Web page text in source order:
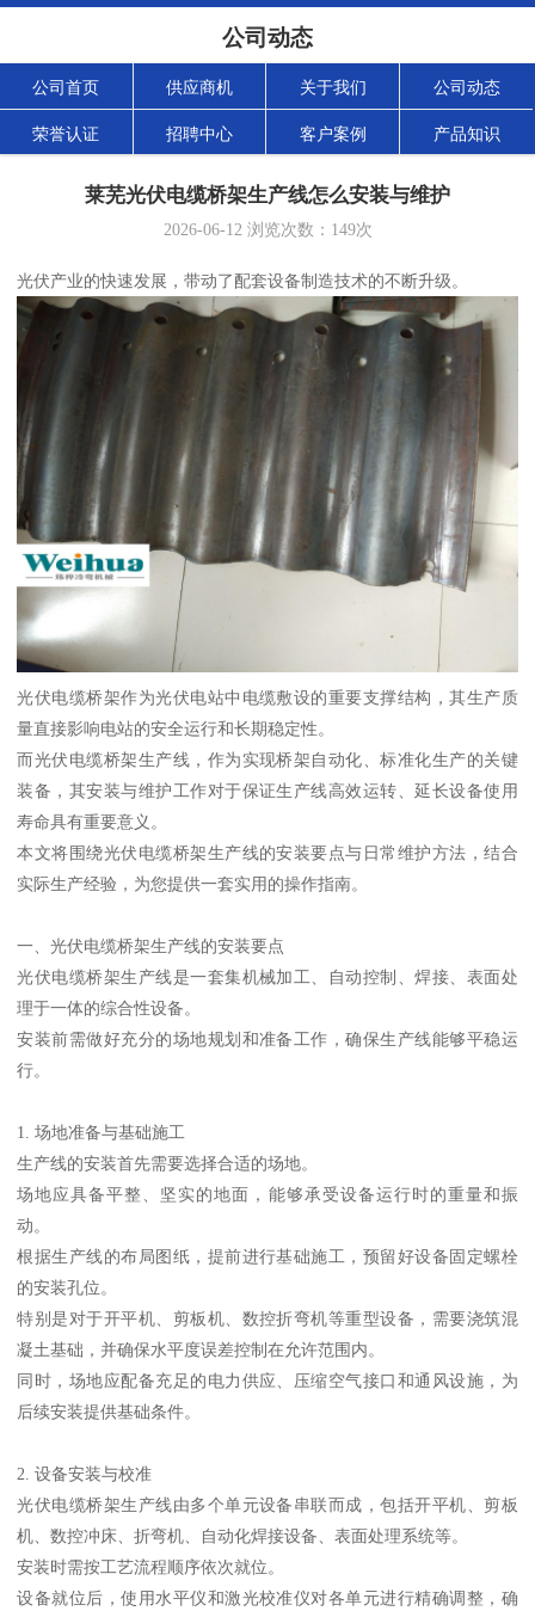
公司动态
公司首页 供应商机 关于我们 公司动态
荣誉认证 招聘中心 客户案例 产品知识
莱芜光伏电缆桥架生产线怎么安装与维护
2026-06-12浏览次数： 149次
光伏产业的快速发展，带动了配套设备制造技术的不断升级。
光伏电缆桥架作为光伏电站中电缆敷设的重要支撑结构，其生产质
量直接影响电站的安全运行和长期稳定性。
而光伏电缆桥架生产线，作为实现桥架自动化、标准化生产的关键
装备，其安装与维护工作对于保证生产线高效运转、延长设备使用
寿命具有重要意义。
本文将围绕光伏电缆桥架生产线的安装要点与日常维护方法，结合
实际生产经验，为您提供一套实用的操作指南。
一、光伏电缆桥架生产线的安装要点
光伏电缆桥架生产线是一套集机械加工、自动控制、焊接、表面处
理于一体的综合性设备。
安装前需做好充分的场地规划和准备工作，确保生产线能够平稳运
行。
1. 场地准备与基础施工
生产线的安装首先需要选择合适的场地。
场地应具备平整、坚实的地面，能够承受设备运行时的重量和振
动。
根据生产线的布局图纸，提前进行基础施工，预留好设备固定螺栓
的安装孔位。
特别是对于开平机、剪板机、数控折弯机等重型设备，需要浇筑混
凝土基础，并确保水平度误差控制在允许范围内。
同时，场地应配备充足的电力供应、压缩空气接口和通风设施，为
后续安装提供基础条件。
2. 设备安装与校准
光伏电缆桥架生产线由多个单元设备串联而成，包括开平机、剪板
机、数控冲床、折弯机、自动化焊接设备、表面处理系统等。
安装时需按工艺流程顺序依次就位。
设备就位后，使用水平仪和激光校准仪对各单元进行精确调整，确